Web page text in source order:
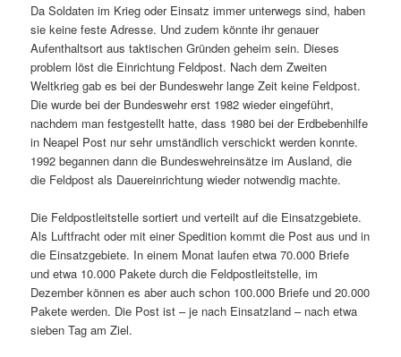
Da Soldaten im Krieg oder Einsatz immer unterwegs sind, haben
sie keine feste Adresse. Und zudem könnte ihr genauer
Aufenthaltsort aus taktischen Gründen geheim sein. Dieses
problem löst die Einrichtung Feldpost. Nach dem Zweiten
Weltkrieg gab es bei der Bundeswehr lange Zeit keine Feldpost.
Die wurde bei der Bundeswehr erst 1982 wieder eingeführt,
nachdem man festgestellt hatte, dass 1980 bei der Erdbebenhilfe
in Neapel Post nur sehr umständlich verschickt werden konnte.
1992 begannen dann die Bundeswehreinsätze im Ausland, die
die Feldpost als Dauereinrichtung wieder notwendig machte.
Die Feldpostleitstelle sortiert und verteilt auf die Einsatzgebiete.
Als Luftfracht oder mit einer Spedition kommt die Post aus und in
die Einsatzgebiete. In einem Monat laufen etwa 70.000 Briefe
und etwa 10.000 Pakete durch die Feldpostleitstelle, im
Dezember können es aber auch schon 100.000 Briefe und 20.000
Pakete werden. Die Post ist – je nach Einsatzland – nach etwa
sieben Tag am Ziel.